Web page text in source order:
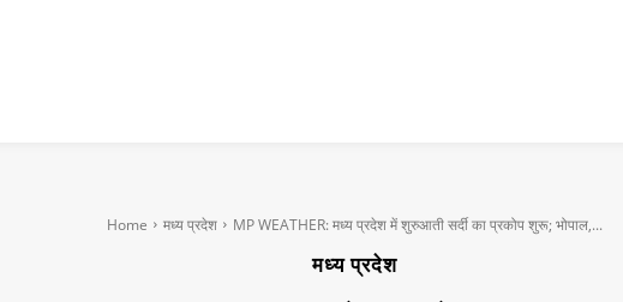
Home मध्य प्रदेश MP WEATHER: मध्य प्रदेश में शुरुआती सर्दी का प्रकोप शुरू; भोपाल,...
मध्य प्रदेश